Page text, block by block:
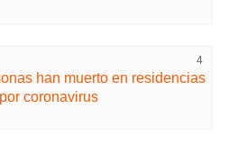
4
han muerto en residencias
coronavirus